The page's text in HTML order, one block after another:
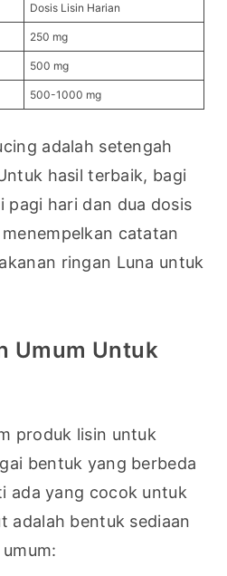
Dosis Lisin Harian
250 mg
500 mg
500-1000 mg
adalah setengah
hasil terbaik, bagi
pagi hari dan dua dosis
catatan
ringan Luna untuk
Umum Untuk
produk lisin untuk
bentuk yang berbeda
ada yang cocok untuk
adalah bentuk sediaan